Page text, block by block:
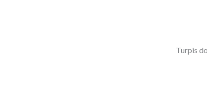
Turpis